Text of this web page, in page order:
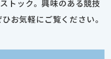
トック。興味のある競技
お気軽にご覧ください。